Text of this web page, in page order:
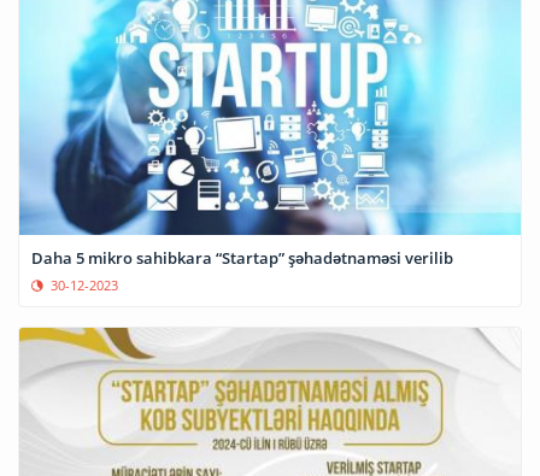
Daha 5 mikro sahibkara “Startap” şəhadətnaməsi verilib
30-12-2023